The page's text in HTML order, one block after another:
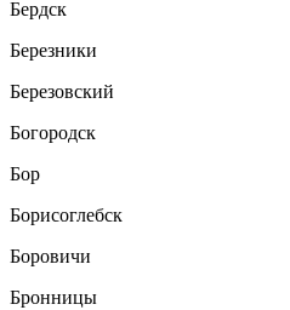
Бердск
Березники
Березовский
Богородск
Бор
Борисоглебск
Боровичи
Бронницы